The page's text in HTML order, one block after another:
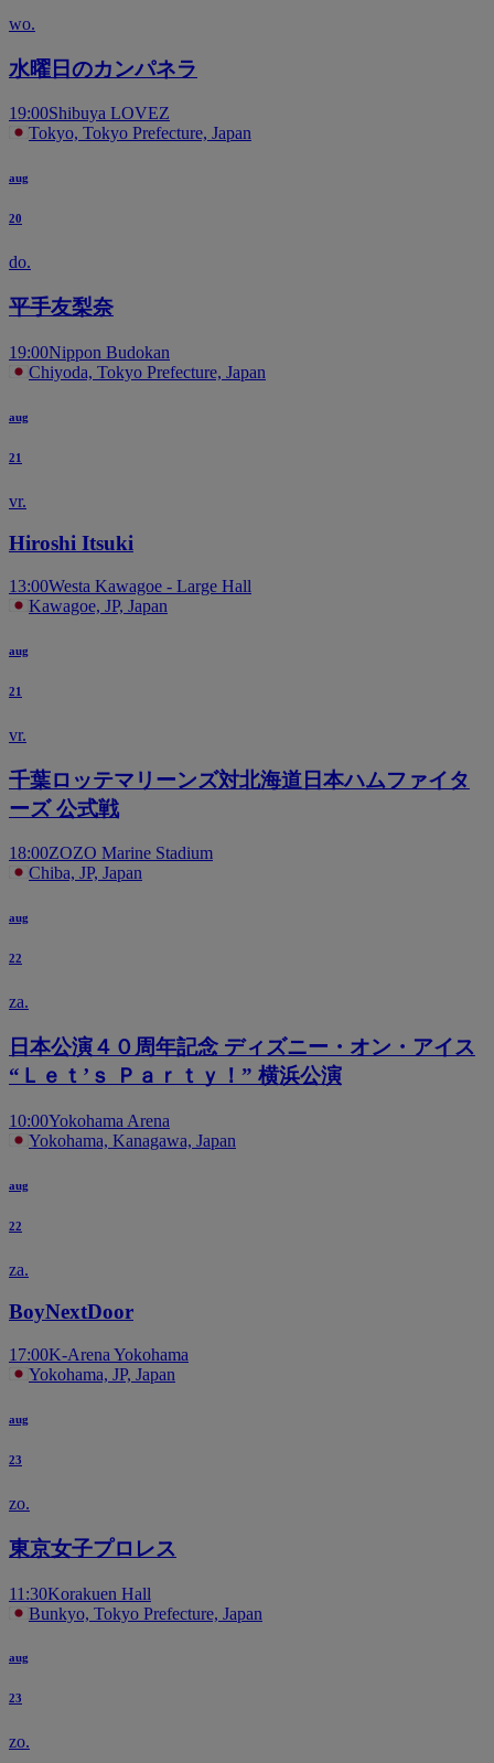
wo.
水曜日のカンパネラ
19:00Shibuya LOVEZ
Tokyo, Tokyo Prefecture, Japan
aug
20
do.
平手友梨奈
19:00Nippon Budokan
Chiyoda, Tokyo Prefecture, Japan
aug
21
vr.
Hiroshi Itsuki
13:00Westa Kawagoe - Large Hall
Kawagoe, JP, Japan
aug
21
vr.
千葉ロッテマリーンズ対北海道日本ハムファイタ
ーズ 公式戦
18:00ZOZO Marine Stadium
Chiba, JP, Japan
aug
22
za.
日本公演４０周年記念 ディズニー・オン・アイス
“Ｌｅｔ’ｓ Ｐａｒｔｙ！” 横浜公演
10:00Yokohama Arena
Yokohama, Kanagawa, Japan
aug
22
za.
BoyNextDoor
17:00K-Arena Yokohama
Yokohama, JP, Japan
aug
23
zo.
東京女子プロレス
11:30Korakuen Hall
Bunkyo, Tokyo Prefecture, Japan
aug
23
zo.